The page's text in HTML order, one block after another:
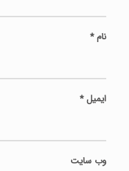
نام*
ایمیل*
وب‌ سایت